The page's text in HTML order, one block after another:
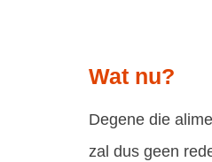
Wat nu?
Degene die
zal dus geen